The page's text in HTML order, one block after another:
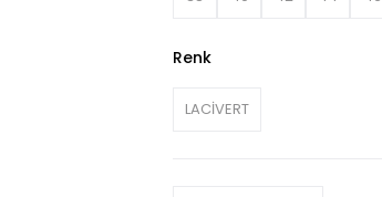
Renk
LACİVERT